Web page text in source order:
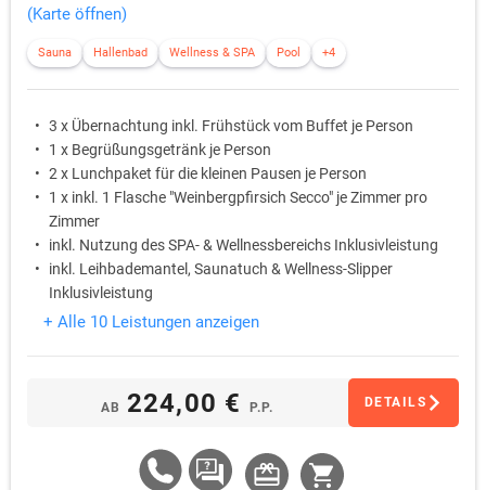
(Karte öffnen)
Sauna Hallenbad Wellness & SPA Pool +4
3 x Übernachtung inkl. Frühstück vom Buffet je Person
1 x Begrüßungsgetränk je Person
2 x Lunchpaket für die kleinen Pausen je Person
1 x inkl. 1 Flasche "Weinbergpfirsich Secco" je Zimmer pro
Zimmer
inkl. Nutzung des SPA- & Wellnessbereichs Inklusivleistung
inkl. Leihbademantel, Saunatuch & Wellness-Slipper
Inklusivleistung
+ Alle 10 Leistungen anzeigen
AB 224,00 € P.P. DETAILS